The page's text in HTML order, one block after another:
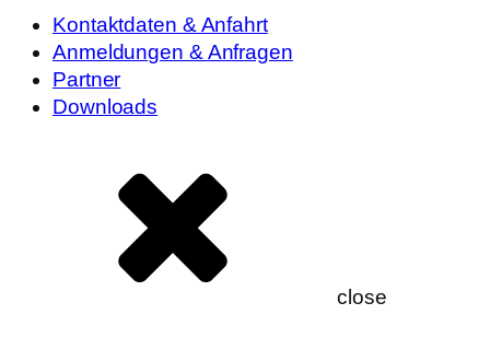
Kontaktdaten & Anfahrt
Anmeldungen & Anfragen
Partner
Downloads
close